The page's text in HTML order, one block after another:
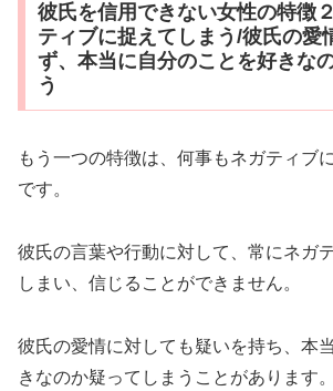
彼氏を信用できない女性の特徴
ティブに捉えてしまう/彼氏の愛
ず、本当に自分のことを好きな
う
もう一つの特徴は、何事もネガティブ
です。
彼氏の言葉や行動に対して、常にネガ
しまい、信じることができません。
彼氏の愛情に対しても疑いを持ち、本
きなのか疑ってしまうことがあります。